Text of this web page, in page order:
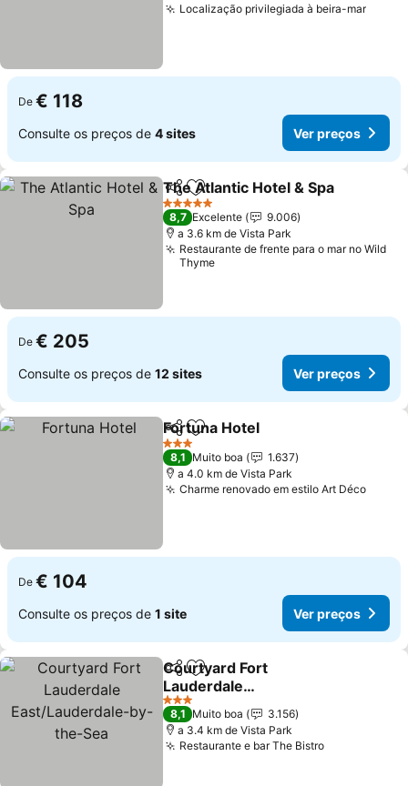
Localização privilegiada à beira-mar
De € 118
Consulte os preços de 4 sites Ver preços
PartilharAdicionar aos favoritos
The Atlantic Hotel & Spa
5 Estrelas
8,7 Excelente
9.006
a 3.6 km de Vista Park
Restaurante de frente para o mar no Wild
Thyme
De € 205
Consulte os preços de 12 sites Ver preços
PartilharAdicionar aos favoritos
Fortuna Hotel
3 Estrelas
8,1 Muito boa
1.637
a 4.0 km de Vista Park
Charme renovado em estilo Art Déco
De € 104
Consulte os preços de 1 site Ver preços
PartilharAdicionar aos favoritos
Courtyard Fort
Lauderdale
East/Lauderdale-by-the-
Sea
3 Estrelas
8,1 Muito boa
3.156
a 3.4 km de Vista Park
Restaurante e bar The Bistro